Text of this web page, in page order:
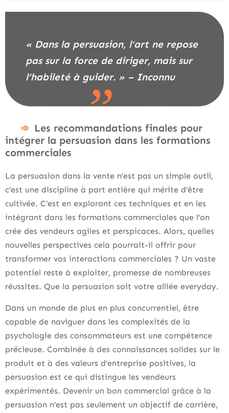
« Dans la persuasion, l’art ne repose
pas sur la force de diriger, mais sur
l’habileté à guider. » – Inconnu
Les recommandations finales pour
intégrer la persuasion dans les formations
commerciales
La persuasion dans la vente n’est pas un simple outil,
c’est une discipline à part entière qui mérite d’être
cultivée. C’est en explorant ces techniques et en les
intégrant dans les formations commerciales que l’on
crée des vendeurs agiles et perspicaces. Alors, quelles
nouvelles perspectives cela pourrait-il offrir pour
transformer vos interactions commerciales ? Un vaste
potentiel reste à exploiter, promesse de nombreuses
réussites. Que la persuasion soit votre alliée everyday.
Dans un monde de plus en plus concurrentiel, être
capable de naviguer dans les complexités de la
psychologie des consommateurs est une compétence
précieuse. Combinée à des connaissances solides sur le
produit et à des valeurs d’entreprise positives, la
persuasion est ce qui distingue les vendeurs
expérimentés. Devenir un bon commercial grâce à la
persuasion n’est pas seulement un objectif de carrière,